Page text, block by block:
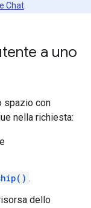
Chat
a uno
spazio con
nella richiesta:
.
dello